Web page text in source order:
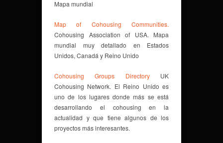
Mapa mundial
Map of Cohousing Communities.
Cohousing Association of USA. Mapa
mundial muy detallado en Estados
Unidos, Canadá y Reino Unido
Cohousing Groups DirectoryUK
Cohousing Network. El Reino Unido es
uno de los lugares donde más se está
desarrollando el cohousing en la
actualidad y que tiene algunos de los
proyectos más interesantes.